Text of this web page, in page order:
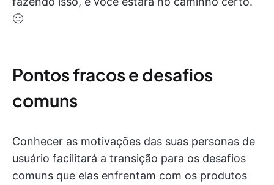
🙂
Pontos fracos e desafios
comuns
Conhecer as motivações das suas personas de
usuário facilitará a transição para os desafios
comuns que elas enfrentam com os produtos